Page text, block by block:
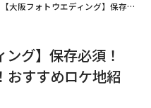
【大阪フォトウエディング】保存必須！奈良前撮りナラここ！おすすめロケ地紹介！
ング】保存必須！
おすすめロケ地紹